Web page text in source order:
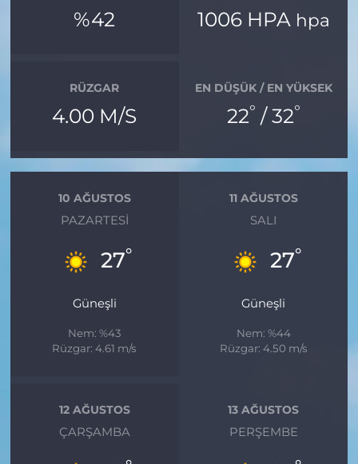
%42 1006 HPA hpa
RÜZGAR
4.00 M/S
EN DÜŞÜK / EN YÜKSEK
22° / 32°
10 AĞUSTOS
PAZARTESI
27°
Güneşli
Nem: %43
Rüzgar: 4.61 m/s
11 AĞUSTOS
SALI
27°
Güneşli
Nem: %44
Rüzgar: 4.50 m/s
12 AĞUSTOS
ÇARŞAMBA
13 AĞUSTOS
PERŞEMBE